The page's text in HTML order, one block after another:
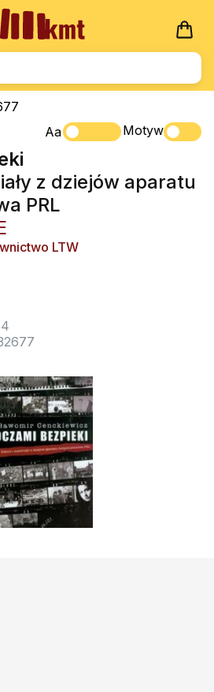
Książki
Dzieci
Podręczniki
Aa
Motyw
z dziejów aparatu
PRL
LTW